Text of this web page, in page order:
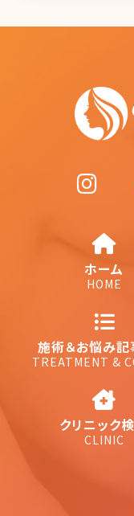
ホーム
HOME
施術＆お悩み
TREATMENT &
クリニック
CLINIC